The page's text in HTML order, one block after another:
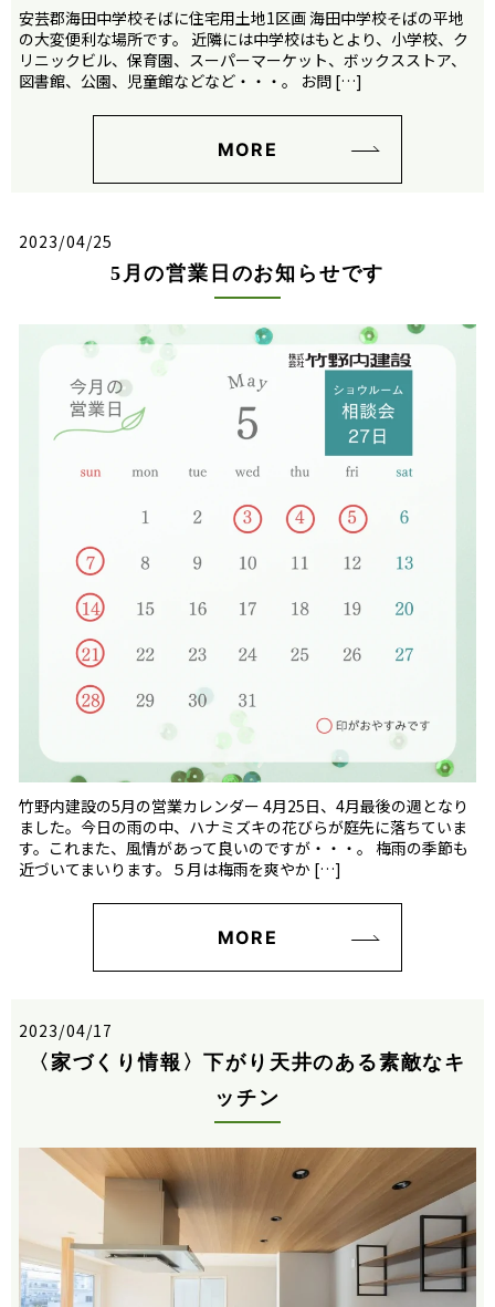
安芸郡海田中学校そばに住宅用土地1区画 海田中学校そばの平地
の大変便利な場所です。 近隣には中学校はもとより、小学校、ク
リニックビル、保育園、スーパーマーケット、ボックスストア、
図書館、公園、児童館などなど・・・。 お問 […]
MORE
2023/04/25
5月の営業日のお知らせです
竹野内建設の5月の営業カレンダー 4月25日、4月最後の週となり
ました。今日の雨の中、ハナミズキの花びらが庭先に落ちていま
す。これまた、風情があって良いのですが・・・。 梅雨の季節も
近づいてまいります。５月は梅雨を爽やか […]
MORE
2023/04/17
〈家づくり情報〉下がり天井のある素敵なキ
ッチン